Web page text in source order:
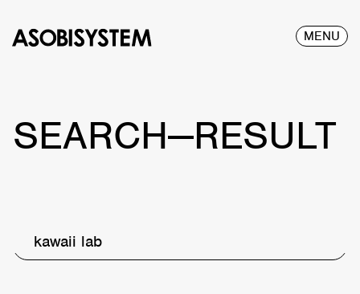
MENU
SEARCH—RESULT
kawaii lab